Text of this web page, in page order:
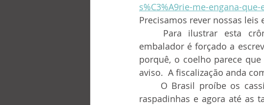
s%C3%A9rie-me-engana-
Precisamos rever nossas
embalador é forçado a
porquê, o coelho parece
aviso.  A fiscalização anda
raspadinhas e agora até as